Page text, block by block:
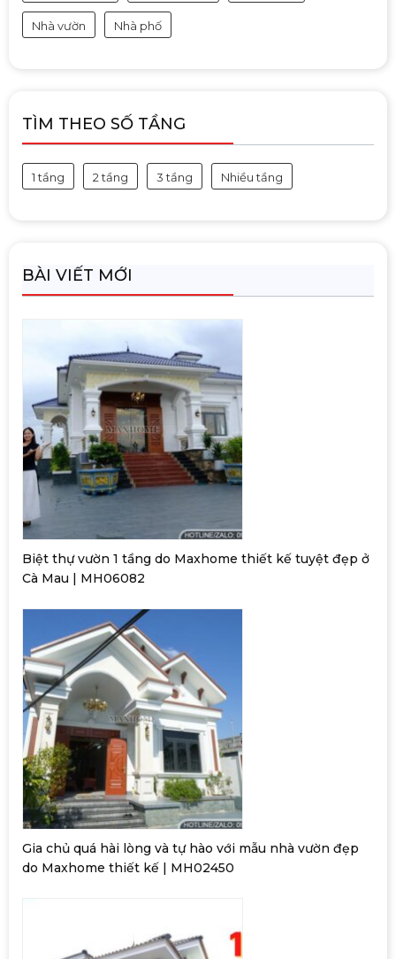
Nhà vườn Nhà phố
TÌM THEO SỐ TẦNG
1 tầng 2 tầng 3 tầng Nhiều tầng
BÀI VIẾT MỚI
Biệt thự vườn 1 tầng do Maxhome thiết kế tuyệt đẹp ở
Cà Mau | MH06082
Gia chủ quá hài lòng và tự hào với mẫu nhà vườn đẹp
do Maxhome thiết kế | MH02450